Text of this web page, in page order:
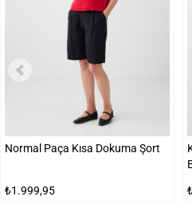
Normal Paça Kısa Dokuma Şort
₺1.999,95